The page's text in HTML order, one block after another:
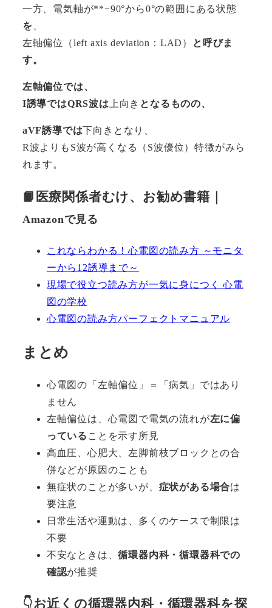
一方、電気軸が**−90°から0°の範囲にある状態
を
左軸偏位（left axis deviation：LAD）
と呼びま
す。
左軸偏位では、
I誘導ではQRS波は 上向き となるものの、
aVF誘導では下向きとなり、
R波よりもS波が高くなる（S波優位）特徴がみら
れます。
📙医療関係者むけ、お勧め書籍｜
Amazonで見る
これならわかる！心電図の読み方 ～モニタ
ーから12誘導まで～
現場で役立つ読み方が一気に身につく 心電
図の学校
心電図の読み方パーフェクトマニュアル
まとめ
心電図の「左軸偏位」＝「病気」ではあり
ません
左軸偏位は、心電図で電気の流れが左に偏
っている ことを示す所見
高血圧、心肥大、左脚前枝ブロックとの合
併などが原因のことも
無症状のことが多いが、 症状がある場合は
要注意
日常生活や運動は、多くのケースで制限は
不要
不安なときは、循環器内科・循環器科での
確認が推奨
👇お近くの循環器内科・循環器科を探